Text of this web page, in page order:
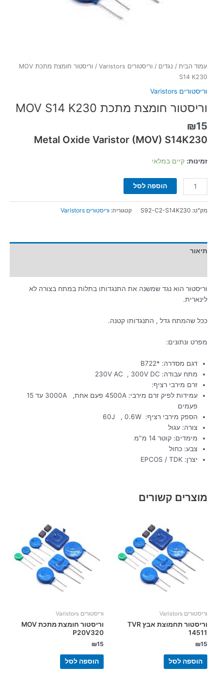
עמוד הבית / נגדים / וריסטורים Varistors
/ וריסטור חומצת מתכת MOV
S14 K230
וריסטורים Varistors
וריסטור חומצת מתכת MOV S14 K230
₪15
S14K230
Metal Oxide Varistor (MOV)
זמינות: קיים במלאי
הוספה לסל
מק"ט: S92-C2-S14K230 קטגוריה: וריסטורים Varistors
תיאור
וריסטור הוא נגד שמשנה את התנגדותו בתלות במתח בצורה לא
לינארית.
ככל שהמתח גדל , התנגדותו קטנה.
מפרט ונתונים:
דגם מסדרה: *B722
מתח עבודה: 230V AC , 300V DC
זרם מירבי רציף:
עמידות לפיק זרם מירבי: 4500A פעם אחת, 3000A עד 15
פעמים
הספק מירבי רציף: 60J , 0.6W
צורה: עגול
מימדים: קוטר 14 מ"מ
צבע: כחול
יצרן: EPCOS / TDK
מוצרים קשורים
וריסטורים Varistors
וריסטור תחמוצת אבץ TVR
14511
₪15
הוספה לסל
וריסטורים Varistors
וריסטור חומצת מתכת MOV
P20V320
₪15
הוספה לסל